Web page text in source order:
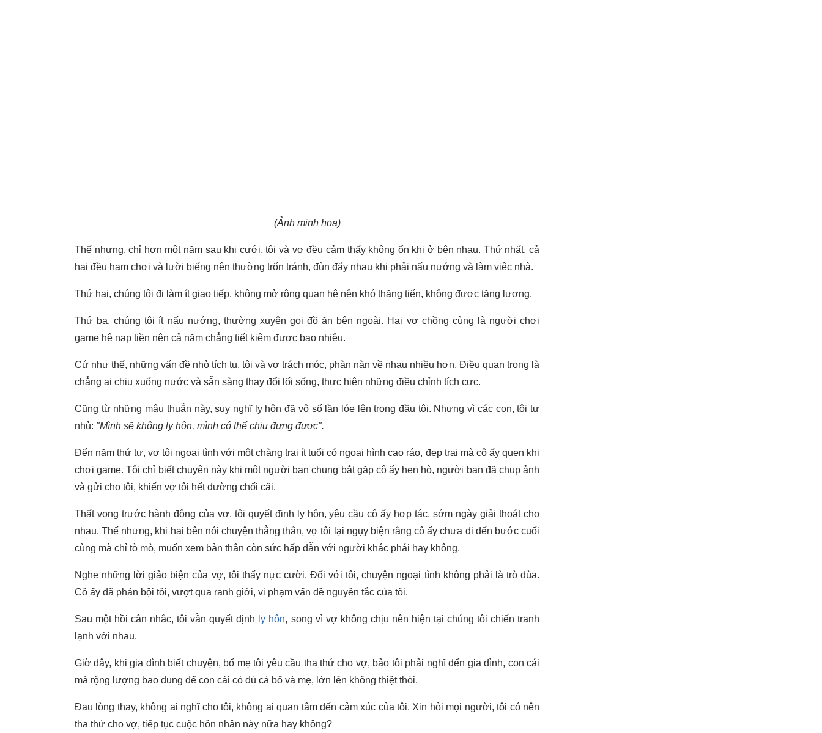
(Ảnh minh họa)
Thế nhưng, chỉ hơn một năm sau khi cưới, tôi và vợ đều cảm thấy không ổn khi ở bên nhau. Thứ nhất, cả
hai đều ham chơi và lười biếng nên thường trốn tránh, đùn đẩy nhau khi phải nấu nướng và làm việc nhà.
Thứ hai, chúng tôi đi làm ít giao tiếp, không mở rộng quan hệ nên khó thăng tiến, không được tăng lương.
Thứ ba, chúng tôi ít nấu nướng, thường xuyên gọi đồ ăn bên ngoài. Hai vợ chồng cùng là người chơi
game hệ nạp tiền nên cả năm chẳng tiết kiệm được bao nhiêu.
Cứ như thế, những vấn đề nhỏ tích tụ, tôi và vợ trách móc, phàn nàn về nhau nhiều hơn. Điều quan trọng là
chẳng ai chịu xuống nước và sẵn sàng thay đổi lối sống, thực hiện những điều chỉnh tích cực.
Cũng từ những mâu thuẫn này, suy nghĩ ly hôn đã vô số lần lóe lên trong đầu tôi. Nhưng vì các con, tôi tự
nhủ: "Mình sẽ không ly hôn, mình có thể chịu đựng được".
Đến năm thứ tư, vợ tôi ngoại tình với một chàng trai ít tuổi có ngoại hình cao ráo, đẹp trai mà cô ấy quen khi
chơi game. Tôi chỉ biết chuyện này khi một người bạn chung bắt gặp cô ấy hẹn hò, người bạn đã chụp ảnh
và gửi cho tôi, khiến vợ tôi hết đường chối cãi.
Thất vọng trước hành động của vợ, tôi quyết định ly hôn, yêu cầu cô ấy hợp tác, sớm ngày giải thoát cho
nhau. Thế nhưng, khi hai bên nói chuyện thẳng thắn, vợ tôi lại ngụy biện rằng cô ấy chưa đi đến bước cuối
cùng mà chỉ tò mò, muốn xem bản thân còn sức hấp dẫn với người khác phái hay không.
Nghe những lời giảo biện của vợ, tôi thấy nực cười. Đối với tôi, chuyện ngoại tình không phải là trò đùa.
Cô ấy đã phản bội tôi, vượt qua ranh giới, vi phạm vấn đề nguyên tắc của tôi.
Sau một hồi cân nhắc, tôi vẫn quyết định ly hôn, song vì vợ không chịu nên hiện tại chúng tôi chiến tranh
lạnh với nhau.
Giờ đây, khi gia đình biết chuyện, bố mẹ tôi yêu cầu tha thứ cho vợ, bảo tôi phải nghĩ đến gia đình, con cái
mà rộng lượng bao dung để con cái có đủ cả bố và mẹ, lớn lên không thiệt thòi.
Đau lòng thay, không ai nghĩ cho tôi, không ai quan tâm đến cảm xúc của tôi. Xin hỏi mọi người, tôi có nên
tha thứ cho vợ, tiếp tục cuộc hôn nhân này nữa hay không?